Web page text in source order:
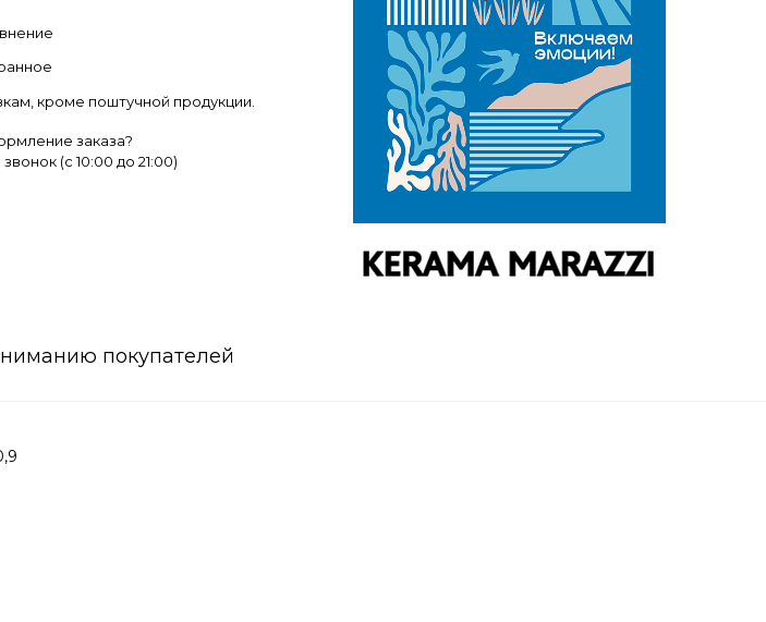
кроме поштучной продукции.
заказа?
(c 10:00 до 21:00)
покупателей